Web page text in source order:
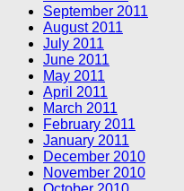
September 2011
August 2011
July 2011
June 2011
May 2011
April 2011
March 2011
February 2011
January 2011
December 2010
November 2010